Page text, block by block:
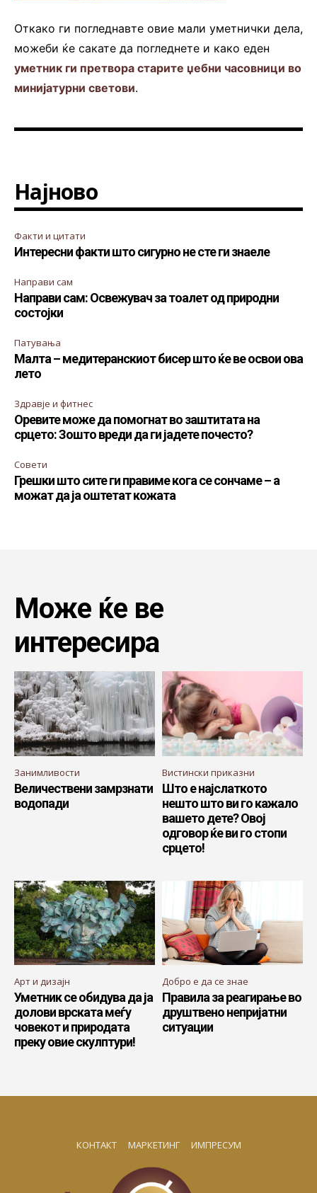
Откако ги погледнавте овие мали уметнички дела,
можеби ќе сакате да погледнете и како еден
уметник ги претвора старите џебни часовници во
минијатурни светови.
Најново
Факти и цитати
Интересни факти што сигурно не сте ги знаеле
Направи сам
Направи сам: Освежувач за тоалет од природни
состојки
Патувања
Малта – медитеранскиот бисер што ќе ве освои ова
лето
Здравје и фитнес
Оревите може да помогнат во заштитата на
срцето: Зошто вреди да ги јадете почесто?
Совети
Грешки што сите ги правиме кога се сончаме – а
можат да ја оштетат кожата
Може ќе ве
интересира
Занимливости
Величествени замрзнати
водопади
Вистински приказни
Што е најслаткото
нешто што ви го кажало
вашето дете? Овој
одговор ќе ви го стопи
срцето!
Арт и дизајн
Уметник се обидува да ја
долови врската меѓу
човекот и природата
преку овие скулптури!
Добро е да се знае
Правила за реагирање во
друштвено непријатни
ситуации
КОНТАКТ МАРКЕТИНГ ИМПРЕСУМ